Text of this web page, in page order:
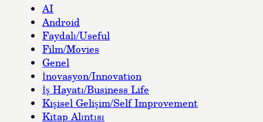
AI
Android
Faydalı/Useful
Film/Movies
Genel
İnovasyon/Innovation
İş Hayatı/Business Life
Kişisel Gelişim/Self Improvement
Kitap Alıntısı